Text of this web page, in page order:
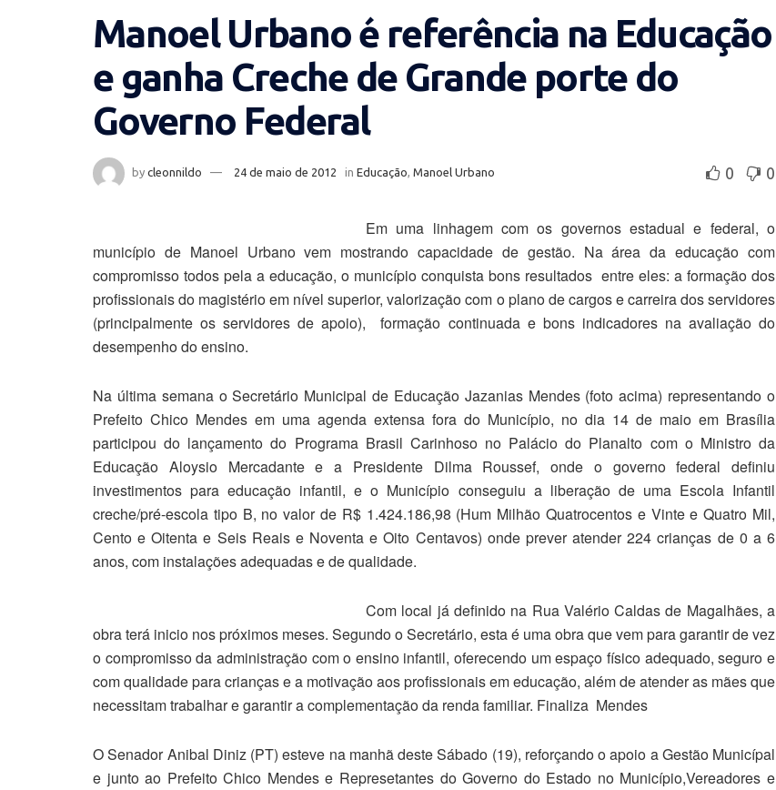
Manoel Urbano é referência na Educação
e ganha Creche de Grande porte do
Governo Federal
by cleonnildo 24 de maio de 2012 in Educação, Manoel Urbano 0 0
Em uma linhagem com os governos estadual e federal, o
município de Manoel Urbano vem mostrando capacidade de gestão. Na área da educação com
compromisso todos pela a educação, o município conquista bons resultados entre eles: a formação dos
profissionais do magistério em nível superior, valorização com o plano de cargos e carreira dos servidores
(principalmente os servidores de apoio), formação continuada e bons indicadores na avaliação do
desempenho do ensino.
Na última semana o Secretário Municipal de Educação Jazanias Mendes (foto acima) representando o
Prefeito Chico Mendes em uma agenda extensa fora do Município, no dia 14 de maio em Brasília
participou do lançamento do Programa Brasil Carinhoso no Palácio do Planalto com o Ministro da
Educação Aloysio Mercadante e a Presidente Dilma Roussef, onde o governo federal definiu
investimentos para educação infantil, e o Município conseguiu a liberação de uma Escola Infantil
creche/pré-escola tipo B, no valor de R$ 1.424.186,98 (Hum Milhão Quatrocentos e Vinte e Quatro Mil,
Cento e Oitenta e Seis Reais e Noventa e Oito Centavos) onde prever atender 224 crianças de 0 a 6
anos, com instalações adequadas e de qualidade.
Com local já definido na Rua Valério Caldas de Magalhães, a
obra terá inicio nos próximos meses. Segundo o Secretário, esta é uma obra que vem para garantir de vez
o compromisso da administração com o ensino infantil, oferecendo um espaço físico adequado, seguro e
com qualidade para crianças e a motivação aos profissionais em educação, além de atender as mães que
necessitam trabalhar e garantir a complementação da renda familiar. Finaliza Mendes
O Senador Anibal Diniz (PT) esteve na manhã deste Sábado (19), reforçando o apoio a Gestão Municípal
e junto ao Prefeito Chico Mendes e Represetantes do Governo do Estado no Município,Vereadores e